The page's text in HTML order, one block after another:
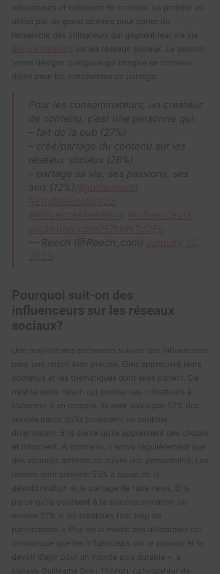
influenceurs et créateurs de contenu. Le premier est
utilisé par un grand nombre pour parler de
l’ensemble des utilisateurs qui gagnent leur vie via
sur les réseaux sociaux. Le second
terme désigne quelqu’un qui imagine un contenu
dédié pour les plateformes de partage.
Pour les consommateurs, un créateur
de contenu, c'est une personne qui:
– fait de la pub (27%)
– créé/partage du contenu sur les
réseaux sociaux (26%)
– partage sa vie, ses passions, ses
avis (12%)
— Reech (@Reech_com)
Pourquoi suit-on des
influenceurs sur les réseaux
sociaux?
Une majorité des personnes suivent des influenceurs
pour une raison bien précise. Elles apprécient leurs
contenus et les thématiques dont elles parlent. Ce
n’est la seule raison qui pousse ces utilisateurs à
s’abonner à un compte. Ils sont suivis par 57% des
sondés parce qu’ils proposent un contenu
divertissant. 51% parce qu’ils apprennent des choses
et informent. À contrario, il arrive régulièrement que
des abonnés arrêtent de suivre une personnalité. Les
raisons sont simples: 55% à cause de la
désinformation et le partage de fake news, 51%
parce qu’ils poussent à la surconsommation ou
encore 27% si les créateurs font trop de
partenariats. « Plus de la moitié des utilisateurs est
convaincue que les influenceurs ont le pouvoir et le
devoir d’agir pour un monde plus durable », a
indique Guillaume Doki-Thonon, cofondateur de